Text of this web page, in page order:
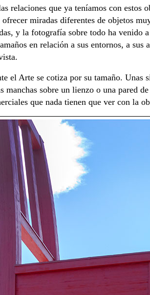
relaciones que ya teníamos con estos
ofrecer miradas diferentes de objetos
y la fotografía sobre todo ha venido
en relación a sus entornos, a sus
el Arte se cotiza por su tamaño. Unas
sobre un lienzo o una pared
que nada tienen que ver con la